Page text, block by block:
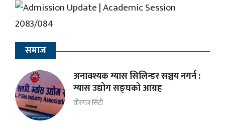
समाज
अनावश्यक ग्यास सिलिन्डर सञ्चय नगर्न :
ग्यास उद्योग सङ्घको आग्रह
वीरगंज सिटी